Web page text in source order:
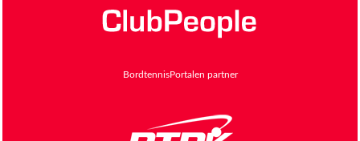
BordtennisPortalen partner